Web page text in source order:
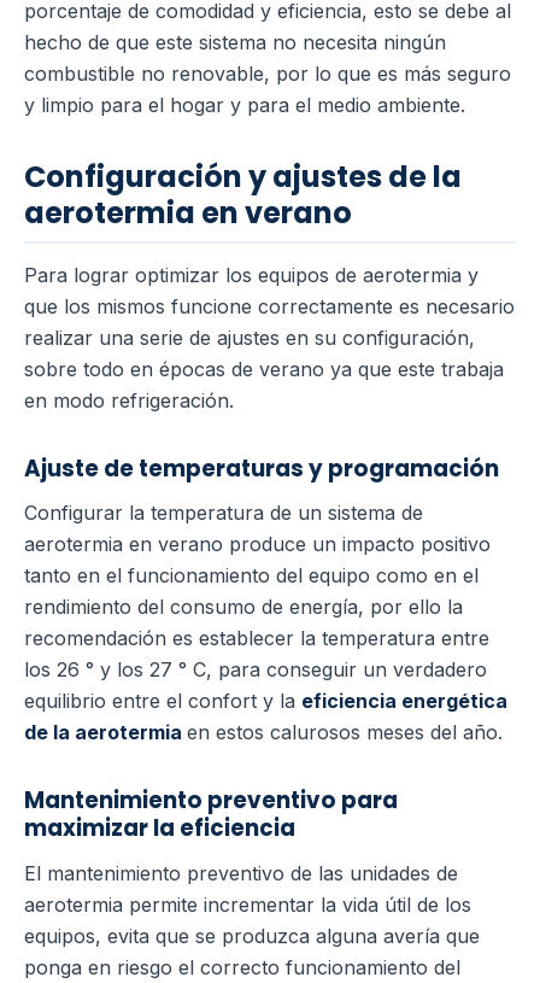
porcentaje de comodidad y eficiencia, esto se debe al
hecho de que este sistema no necesita ningún
combustible no renovable, por lo que es más seguro
y limpio para el hogar y para el medio ambiente.
Configuración y ajustes de la
aerotermia en verano
Para lograr optimizar los equipos de aerotermia y
que los mismos funcione correctamente es necesario
realizar una serie de ajustes en su configuración,
sobre todo en épocas de verano ya que este trabaja
en modo refrigeración.
Ajuste de temperaturas y programación
Configurar la temperatura de un sistema de
aerotermia en verano produce un impacto positivo
tanto en el funcionamiento del equipo como en el
rendimiento del consumo de energía, por ello la
recomendación es establecer la temperatura entre
los 26 ° y los 27 ° C, para conseguir un verdadero
equilibrio entre el confort y la eficiencia energética
de la aerotermia en estos calurosos meses del año.
Mantenimiento preventivo para
maximizar la eficiencia
El mantenimiento preventivo de las unidades de
aerotermia permite incrementar la vida útil de los
equipos, evita que se produzca alguna avería que
ponga en riesgo el correcto funcionamiento del